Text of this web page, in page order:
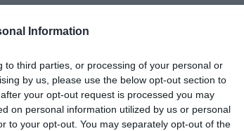
Information
to third parties, or processing of your personal or
by us, please use the below opt-out section to
your opt-out request is processed you may
on personal information utilized by us or personal
to your opt-out. You may separately opt-out of the
illetve a Pesti Színházba,
forintért.